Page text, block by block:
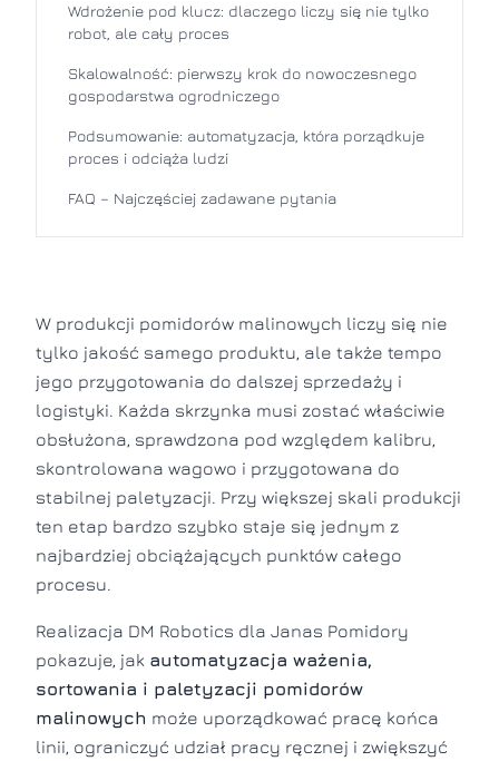
Wdrożenie pod klucz: dlaczego liczy się nie tylko
robot, ale cały proces
Skalowalność: pierwszy krok do nowoczesnego
gospodarstwa ogrodniczego
Podsumowanie: automatyzacja, która porządkuje
proces i odciąża ludzi
FAQ – Najczęściej zadawane pytania
W produkcji pomidorów malinowych liczy się nie
tylko jakość samego produktu, ale także tempo
jego przygotowania do dalszej sprzedaży i
logistyki. Każda skrzynka musi zostać właściwie
obsłużona, sprawdzona pod względem kalibru,
skontrolowana wagowo i przygotowana do
stabilnej paletyzacji. Przy większej skali produkcji
ten etap bardzo szybko staje się jednym z
najbardziej obciążających punktów całego
procesu.
Realizacja DM Robotics dla Janas Pomidory
pokazuje, jak automatyzacja ważenia,
sortowania i paletyzacji pomidorów
malinowych może uporządkować pracę końca
linii, ograniczyć udział pracy ręcznej i zwiększyć